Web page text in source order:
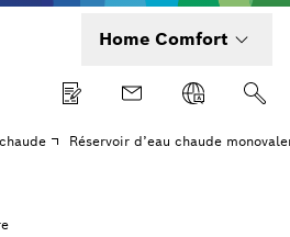
Home Comfort
Réservoir d’eau chaude